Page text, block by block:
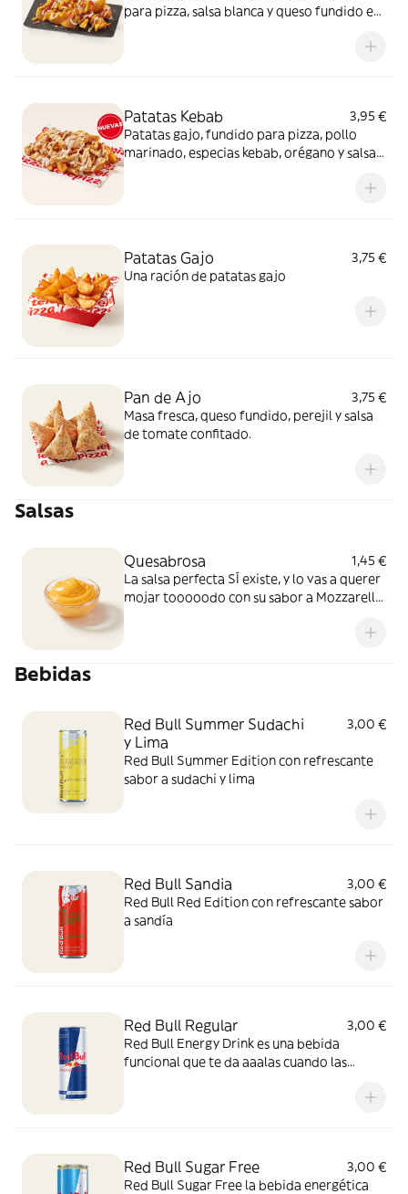
para pizza, salsa blanca y queso fundido en
Patatas Kebab
3,95 €
Patatas gajo, fundido para pizza, pollo
marinado, especias kebab, orégano y salsa
Patatas Gajo
3,75 €
Una ración de patatas gajo
Pan de Ajo
3,75 €
Masa fresca, queso fundido, perejil y salsa
de tomate confitado.
Salsas
Quesabrosa
1,45 €
La salsa perfecta SÍ existe, y lo vas a querer
mojar tooooodo con su sabor a Mozzarella
Bebidas
Red Bull Summer Sudachi
y Lima
3,00 €
Red Bull Summer Edition con refrescante
sabor a sudachi y lima
Red Bull Sandia
3,00 €
Red Bull Red Edition con refrescante sabor
a sandía
Red Bull Regular
3,00 €
Red Bull Energy Drink es una bebida
funcional que te da aaalas cuando las
Red Bull Sugar Free
3,00 €
Red Bull Sugar Free la bebida energética